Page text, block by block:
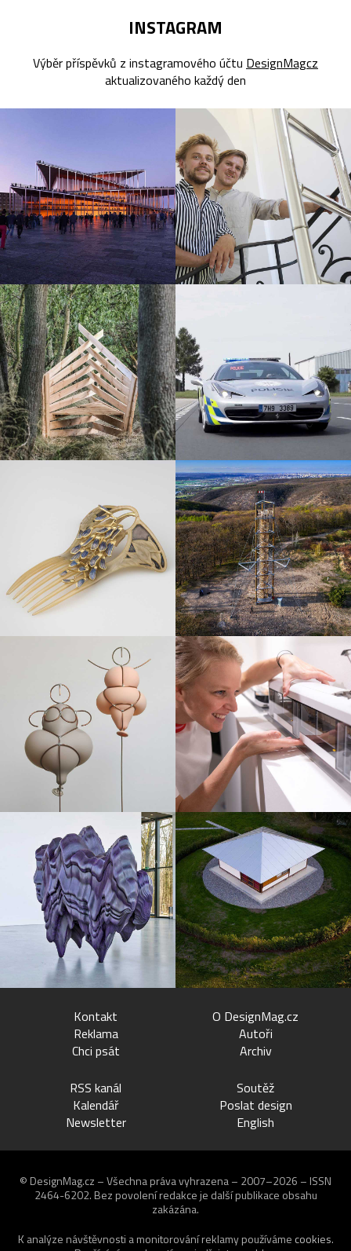
INSTAGRAM
Výběr příspěvků z instagramového účtu DesignMagcz
aktualizovaného každý den
Kontakt
Reklama
Chci psát
O DesignMag.cz
Autoři
Archiv
RSS kanál
Kalendář
Newsletter
Soutěž
Poslat design
English
© DesignMag.cz – Všechna práva vyhrazena – 2007–2026 – ISSN
2464-6202. Bez povolení redakce je další publikace obsahu
zakázána.
K analýze návštěvnosti a monitorování reklamy používáme cookies.